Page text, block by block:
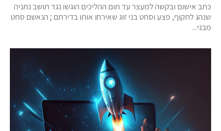
כתב אישום ובקשה למעצר עד תום ההליכים הוגשו נגד תושב נתניה
שנהג לתקוף, פצע וסחט בני זוג שאירחו אותו בדירתם ; הנאשם סחט
מבני...